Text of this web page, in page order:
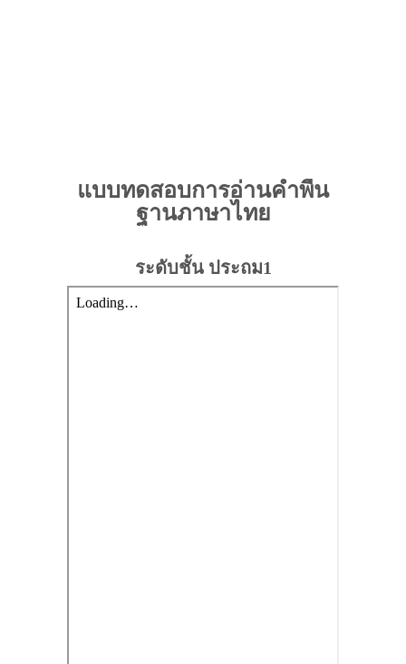
แบบทดสอบการอ่านคำพื้น
ฐานภาษาไทย
ระดับชั้น ประถม1